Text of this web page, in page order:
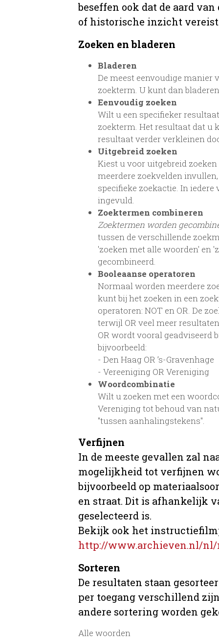
beseffen ook dat de aard
of historische inzicht
Zoeken en bladeren
Bladeren
De meest eenvoudige manier
zoekterm. U kunt dan
Eenvoudig zoeken
Wilt u een specifieker
zoekterm. Het resultaat dat u
resultaat verder verkleinen
Uitgebreid zoeken
Kiest u voor uitgebreid
meerdere zoekvelden
specifieke zoekactie. In
ingevuld.
Zoektermen combineren
Zoektermen worden
tussen de verschillende
'zoeken met alle woorden' en
gecombineerd.
Booleaanse operatoren
Normaal worden meerdere
kunt bij het zoeken in een
operatoren: NOT en OR. De
terwijl OR veel meer
OR wordt vooral geadviseerd
bijvoorbeeld:
- Den Haag OR ’s-Gravenhage
- Vereeniging OR Vereniging
Woordcombinatie
Wilt u zoeken met een
Vereniging tot behoud van
"tussen aanhalingstekens".
Verfijnen
In de meeste gevallen zal
mogelijkheid tot verfijnen
bijvoorbeeld op
en straat. Dit is afhankelijk
geselecteerd is.
Bekijk ook het
http://www.archieven.nl/nl/
Sorteren
De resultaten staan
per toegang verschillend
andere sortering worden
Alle woorden